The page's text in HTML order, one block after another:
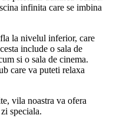
infinita care se imbina
la nivelul inferior, care
include o sala de
si o sala de cinema.
care va puteti relaxa
vila noastra va ofera
speciala.